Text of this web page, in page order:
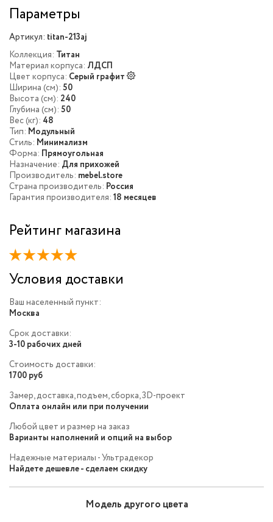
Параметры
Артикул: titan-213aj
Коллекция: Титан
Материал корпуса: ЛДСП
Цвет корпуса: Серый графит
Ширина (см): 50
Высота (см): 240
Глубина (см): 50
Вес (кг): 48
Тип: Модульный
Стиль: Минимализм
Форма: Прямоугольная
Назначение: Для прихожей
Производитель: mebel.store
Страна производитель: Россия
Гарантия производителя: 18 месяцев
Рейтинг магазина
Условия доставки
Ваш населенный пункт:
Москва
Срок доставки:
3-10 рабочих дней
Стоимость доставки:
1700 руб
Замер, доставка, подъем, сборка, 3D-проект
Оплата онлайн или при получении
Любой цвет и размер на заказ
Варианты наполнений и опций на выбор
Надежные материалы - Ультрадекор
Найдете дешевле - сделаем скидку
Модель другого цвета